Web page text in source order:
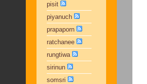
pisit
piyanuch
prapaporn
ratchanee
rungtiwa
sirinun
somsri